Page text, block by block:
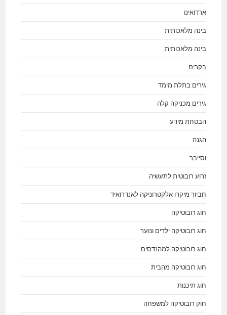
ארדואינו
בינה מלאכותית
בינה מלאכותית
בקרים
גירים בתלת מימד
גירים מכניקה קלה
הבטחת מידע
הגנה
וסייבר
זרוע רובוטית לתעשיה
חביור מיקרו אלקטרוניקה לאנדרואיד
חוג רובוטיקה
חוג רובוטיקה ילדים ונוער
חוג רובוטיקה למהנדסים
חוג רובוטיקה מהבית
חוג תיכנות
חוק רובוטיקה למשפחה